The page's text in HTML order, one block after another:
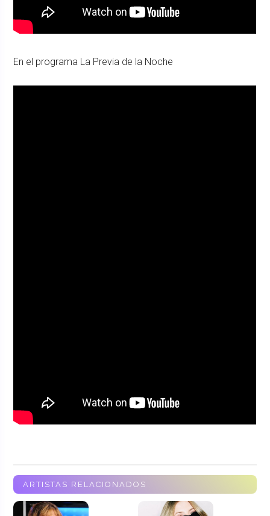
En el programa La Previa de la Noche
ARTISTAS RELACIONADOS